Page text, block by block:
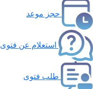
حجز موعد
استعلام عن فتوى
طلب فتوى